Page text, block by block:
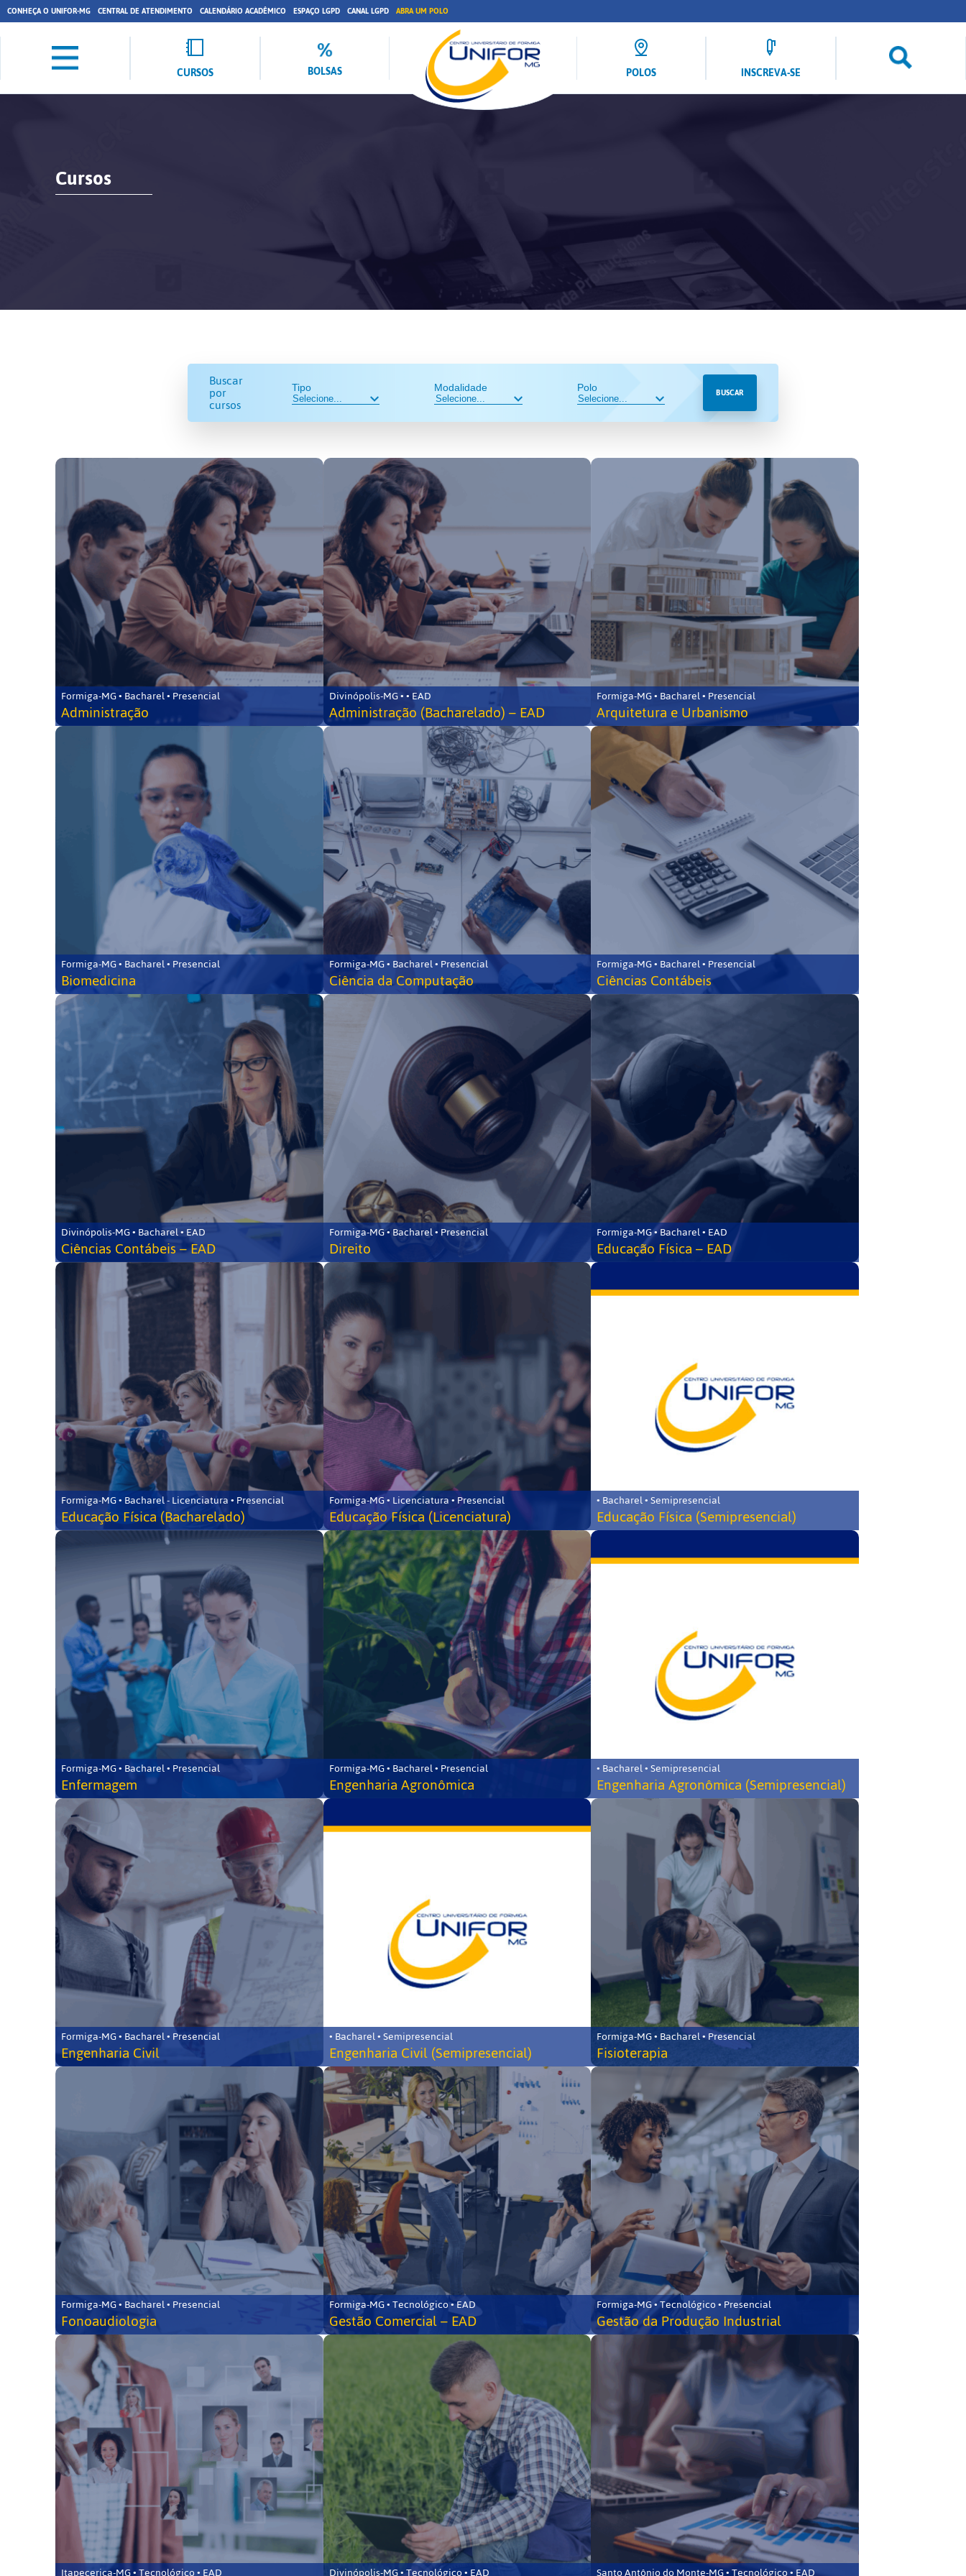
CONHEÇA O UNIFOR-MG CENTRAL DE ATENDIMENTO CALENDÁRIO ACADÊMICO ESPAÇO LGPD CANAL LGPD ABRA UM POLO
CURSOS BOLSAS POLOS INSCREVA-SE
Cursos
Buscar
por
cursos
Tipo Modalidade Polo BUSCAR
Formiga-MG • Bacharel • Presencial
Administração
Divinópolis-MG • • EAD
Administração (Bacharelado) – EAD
Formiga-MG • Bacharel • Presencial
Arquitetura e Urbanismo
Formiga-MG • Bacharel • Presencial
Biomedicina
Formiga-MG • Bacharel • Presencial
Ciência da Computação
Formiga-MG • Bacharel • Presencial
Ciências Contábeis
Divinópolis-MG • Bacharel • EAD
Ciências Contábeis – EAD
Formiga-MG • Bacharel • Presencial
Direito
Formiga-MG • Bacharel • EAD
Educação Física – EAD
Formiga-MG • Bacharel - Licenciatura • Presencial
Educação Física (Bacharelado)
Formiga-MG • Licenciatura • Presencial
Educação Física (Licenciatura)
• Bacharel • Semipresencial
Educação Física (Semipresencial)
Formiga-MG • Bacharel • Presencial
Enfermagem
Formiga-MG • Bacharel • Presencial
Engenharia Agronômica
• Bacharel • Semipresencial
Engenharia Agronômica (Semipresencial)
Formiga-MG • Bacharel • Presencial
Engenharia Civil
• Bacharel • Semipresencial
Engenharia Civil (Semipresencial)
Formiga-MG • Bacharel • Presencial
Fisioterapia
Formiga-MG • Bacharel • Presencial
Fonoaudiologia
Formiga-MG • Tecnológico • EAD
Gestão Comercial – EAD
Formiga-MG • Tecnológico • Presencial
Gestão da Produção Industrial